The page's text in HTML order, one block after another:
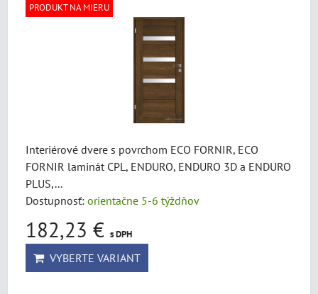
PRODUKT NA MIERU
Interiérové dvere s povrchom ECO FORNIR, ECO
FORNIR laminát CPL, ENDURO, ENDURO 3D a ENDURO
PLUS,...
Dostupnosť: orientačne 5-6 týždňov
182,23 € s DPH
VYBERTE VARIANT